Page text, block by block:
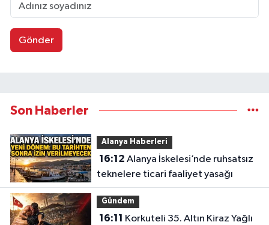
Gönder
Son Haberler
Alanya Haberleri
16:12
teknelere ticari faaliyet yasağı
Gündem
16:11